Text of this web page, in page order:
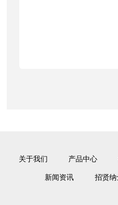
关于我们 产品中心
新闻资讯 招贤纳